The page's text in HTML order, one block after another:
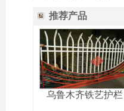
推荐产品
乌鲁木齐铁艺护栏